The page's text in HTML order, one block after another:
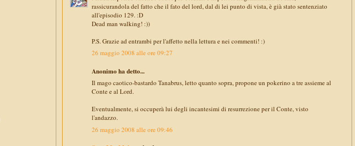
rassicurandola del fatto che il fato del lord, dal di lei punto di vista, è già stato sentenziato
all'episodio 129. :D
Dead man walking! :))
P.S. Grazie ad entrambi per l'affetto nella lettura e nei commenti! :)
26 maggio 2008 alle ore 09:27
Anonimo ha detto...
Il mago caotico-bastardo Tanabrus, letto quanto sopra, propone un pokerino a tre assieme al
Conte e al Lord.
Eventualmente, si occuperà lui degli incantesimi di resurrezione per il Conte, visto
l'andazzo.
26 maggio 2008 alle ore 09:46